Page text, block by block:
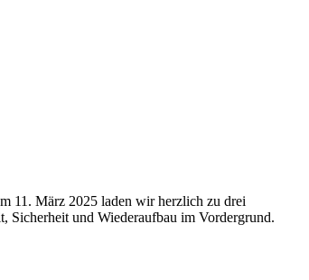
11. März 2025 laden wir herz­lich zu drei
Sicher­heit und Wieder­aufbau im Vordergrund.